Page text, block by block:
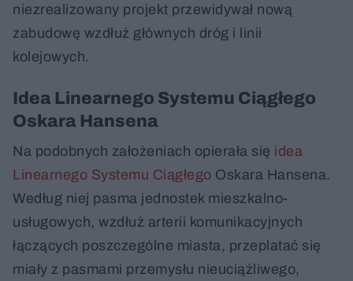
niezrealizowany projekt przewidywał nową
zabudowę wzdłuż głównych dróg i linii
kolejowych.
Idea Linearnego Systemu Ciągłego
Oskara Hansena
Na podobnych założeniach opierała się idea
Linearnego Systemu Ciągłego Oskara Hansena.
Według niej pasma jednostek mieszkalno-
usługowych, wzdłuż arterii komunikacyjnych
łączących poszczególne miasta, przeplatać się
miały z pasmami przemysłu nieuciążliwego,